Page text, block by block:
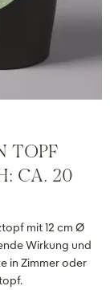
TOPF
CA. 20
mit 12 cm Ø
Wirkung und
in Zimmer oder